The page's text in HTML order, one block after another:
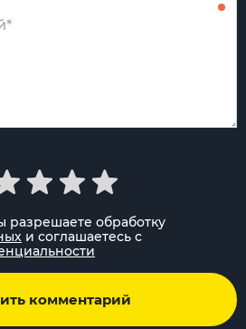
разрешаете обработку
и соглашаетесь с
комментарий